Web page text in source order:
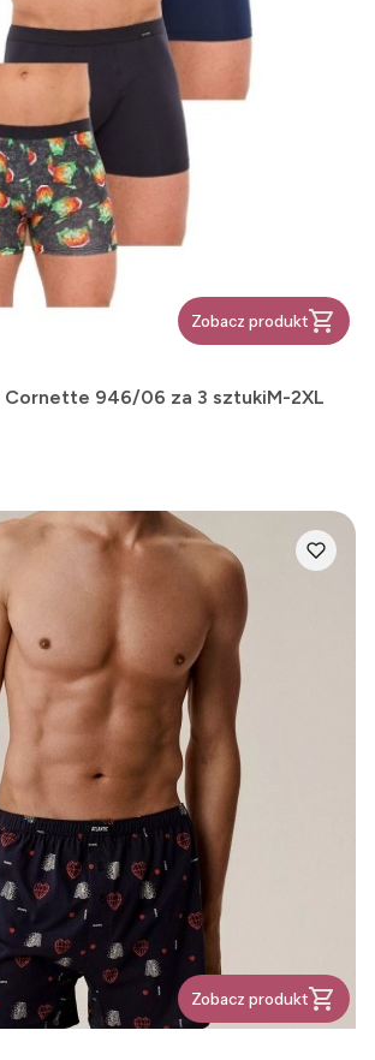
Zobacz produkt
Bokserki męskie Cornette 946/06 za 3 sztukiM-2XL
Zobacz produkt